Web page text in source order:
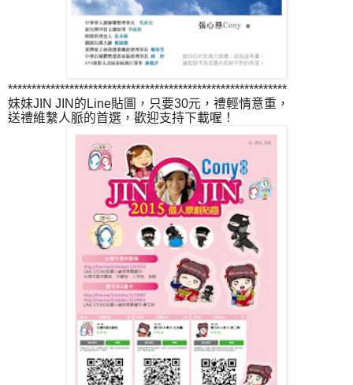
***********************************************************
妹妹JIN JIN的Line貼圖，只要30元，禮輕情意重，
送禮維繫人脈的首選，歡迎支持下載喔！